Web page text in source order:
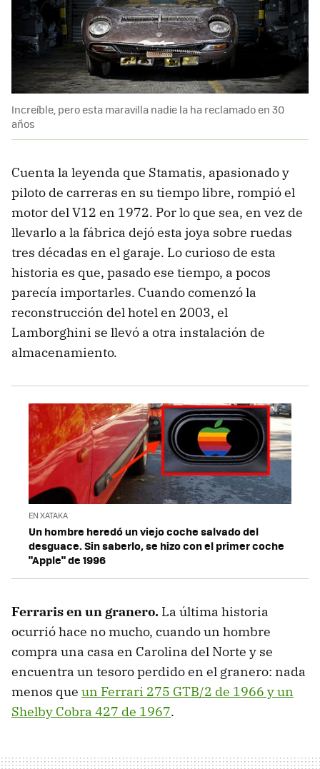
Increíble, pero esta maravilla nadie la ha reclamado en 30
años
Cuenta la leyenda que Stamatis, apasionado y
piloto de carreras en su tiempo libre, rompió el
motor del V12 en 1972. Por lo que sea, en vez de
llevarlo a la fábrica dejó esta joya sobre ruedas
tres décadas en el garaje. Lo curioso de esta
historia es que, pasado ese tiempo, a pocos
parecía importarles. Cuando comenzó la
reconstrucción del hotel en 2003, el
Lamborghini se llevó a otra instalación de
almacenamiento.
EN XATAKA
Un hombre heredó un viejo coche salvado del
desguace. Sin saberlo, se hizo con el primer coche
"Apple" de 1996
Ferraris en un granero. La última historia
ocurrió hace no mucho, cuando un hombre
compra una casa en Carolina del Norte y se
encuentra un tesoro perdido en el granero: nada
menos que un Ferrari 275 GTB/2 de 1966 y un
Shelby Cobra 427 de 1967.